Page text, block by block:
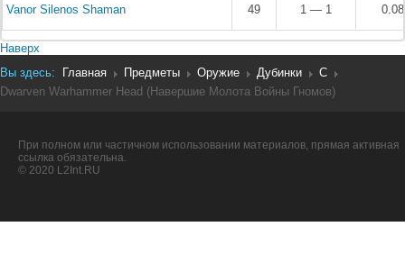
Vanor Silenos Shaman 49 1 — 1
Наверх
Вы здесь:
Главная Предметы Оружие Дубинки
C
Dwarven Warhammer Head (Навершие Молота Войны Гномов)
При полном или частичном использовании материалов, прямая активная
ссылка обязательна.
© 2020 L2Int.RU